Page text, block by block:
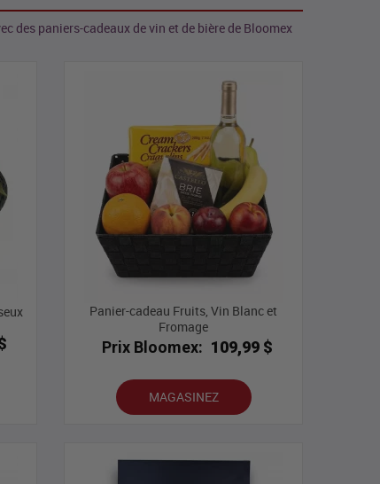
des paniers-cadeaux de vin et de bière de Bloomex
Panier-cadeau Fruits, Vin Blanc et
Fromage
Prix Bloomex: 109,99 $
MAGASINEZ